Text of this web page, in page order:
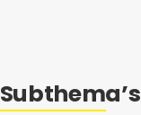
Subthema’s